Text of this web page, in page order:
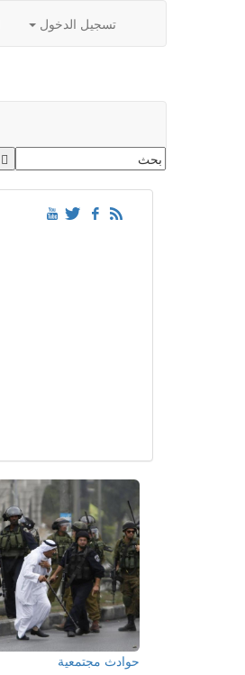
تسجيل الدخول
حوادث مجتمعية